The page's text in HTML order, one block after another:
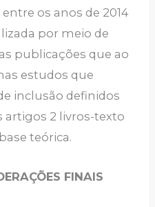
os anos de 2014
por meio de
publicações que ao
estudos que
inclusão definidos
artigos 2 livros-texto
teórica.
FINAIS